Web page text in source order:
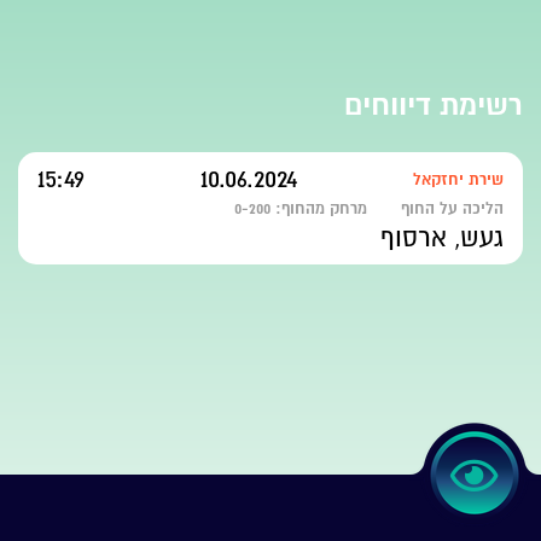
רשימת דיווחים
שירת יחזקאל 10.06.2024
15:49
הליכה על החוף מרחק מהחוף: 0-200
געש, ארסוף